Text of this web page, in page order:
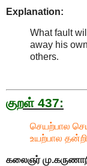
Explanation:
What fault
away his
others.
குறள் 437:
செயற்பால
உயற்பால
கலைஞர்